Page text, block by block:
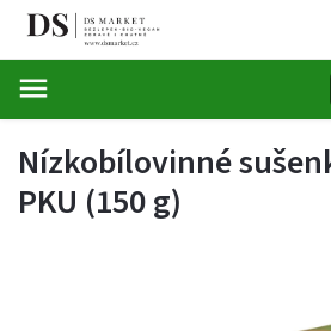
Nízkobílovinné
PKU (150 g)